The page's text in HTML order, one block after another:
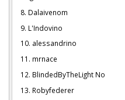
8. Dalaivenom
9. L'Indovino
10. alessandrino
11. mrnace
12. BlindedByTheLight No
13. Robyfederer